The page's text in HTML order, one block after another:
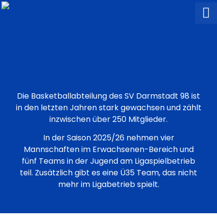
Die Basketballabteilung des SV Darmstadt 98 ist
in den letzten Jahren stark gewachsen und zählt
inzwischen über 250 Mitglieder.
In der Saison 2025/26 nehmen vier
Mannschaften im Erwachsenen-Bereich und
fünf Teams in der Jugend am Ligaspielbetrieb
teil. Zusätzlich gibt es eine Ü35 Team, das nicht
mehr im Ligabetrieb spielt.